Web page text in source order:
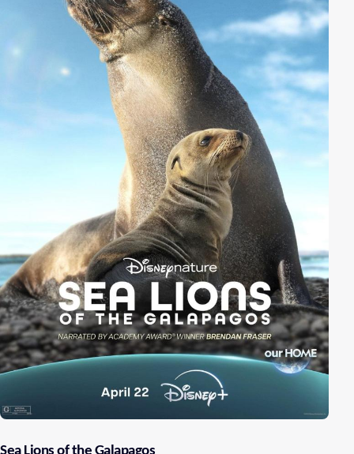
Sea Lions of the Galapagos